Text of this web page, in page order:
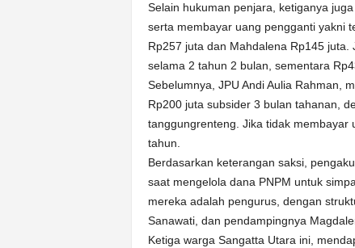
Selain hukuman penjara, ketiganya
serta membayar uang pengganti yakni
Rp257 juta dan Mahdalena Rp145
selama 2 tahun 2 bulan, sementara
Sebelumnya, JPU Andi Aulia Rahman,
Rp200 juta subsider 3 bulan tahanan,
tanggungrenteng. Jika tidak
tahun.
Berdasarkan keterangan saksi,
saat mengelola dana PNPM untuk
mereka adalah pengurus, dengan
Sanawati, dan pendampingnya
Ketiga warga Sangatta Utara ini,